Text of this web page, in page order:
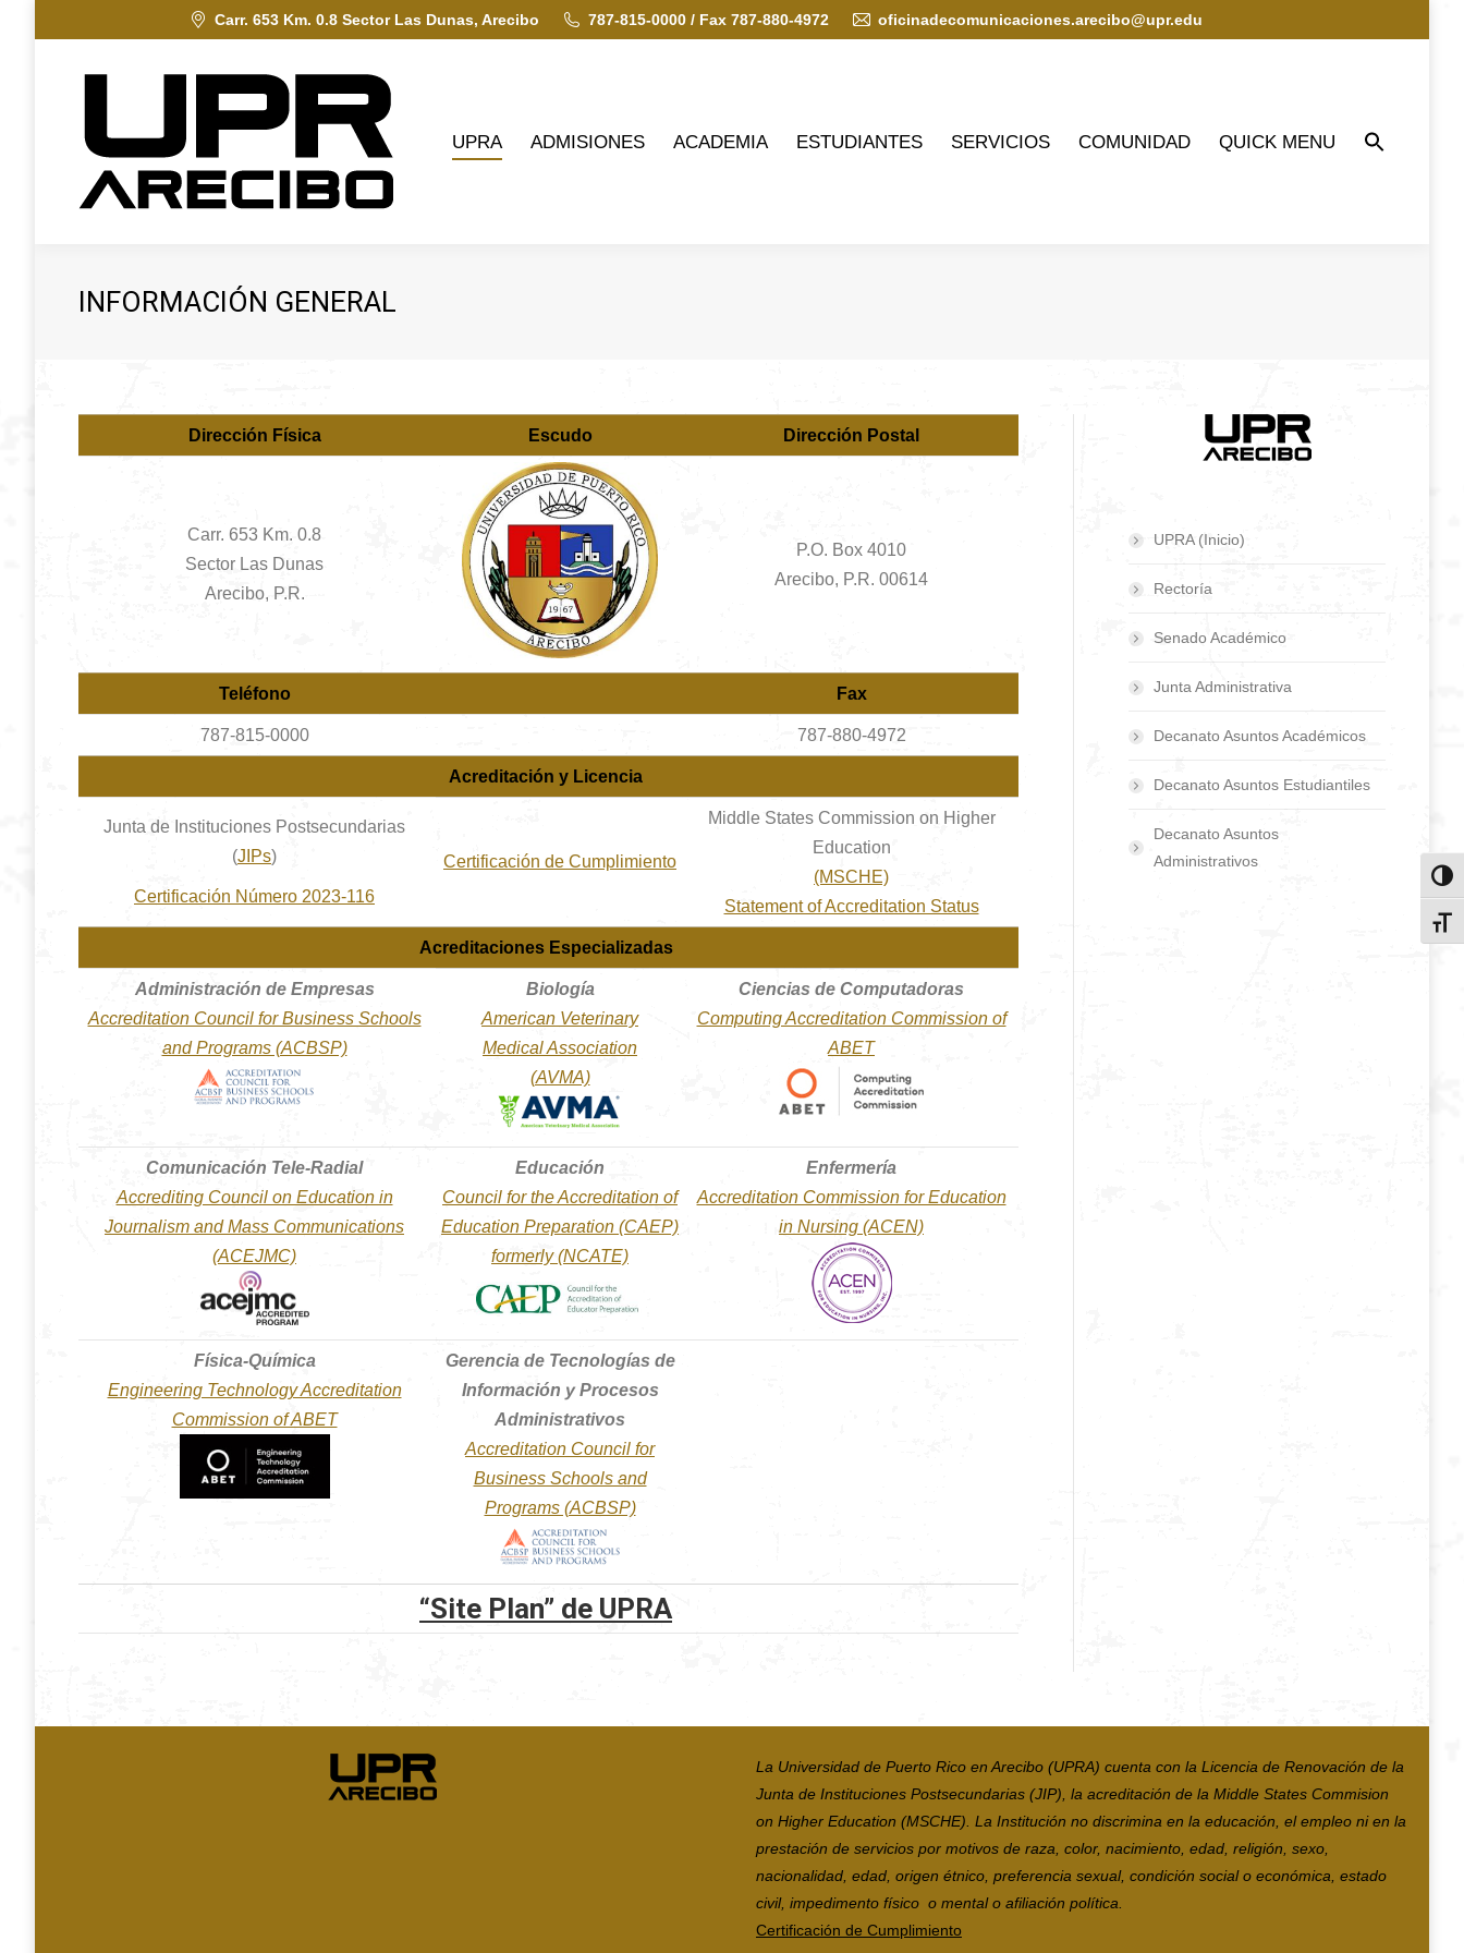
Carr. 653 Km. 0.8 Sector Las Dunas, Arecibo 787-815-0000 / Fax 787-880-4972 oficinadecomunicaciones.arecibo@upr.edu
UPRA ADMISIONES ACADEMIA ESTUDIANTES SERVICIOS COMUNIDAD QUICK MENU
INFORMACIÓN GENERAL
Dirección Física Escudo Dirección Postal
Carr. 653 Km. 0.8
Sector Las Dunas
Arecibo, P.R.
P.O. Box 4010
Arecibo, P.R. 00614
Teléfono Fax
787-815-0000 787-880-4972
Acreditación y Licencia
Junta de Instituciones Postsecundarias
(JIPs)
Certificación Número 2023-116
Certificación de Cumplimiento
Middle States Commission on Higher
Education
(MSCHE)
Statement of Accreditation Status
Acreditaciones Especializadas
Administración de Empresas
Accreditation Council for Business Schools
and Programs (ACBSP)
Biología
American Veterinary
Medical Association
(AVMA)
Ciencias de Computadoras
Computing Accreditation Commission of
ABET
Comunicación Tele-Radial
Accrediting Council on Education in
Journalism and Mass Communications
(ACEJMC)
Educación
Council for the Accreditation of
Education Preparation (CAEP)
formerly (NCATE)
Enfermería
Accreditation Commission for Education
in Nursing (ACEN)
Física-Química
Engineering Technology Accreditation
Commission of ABET
Gerencia de Tecnologías de
Información y Procesos
Administrativos
Accreditation Council for
Business Schools and
Programs (ACBSP)
“Site Plan” de UPRA
UPRA (Inicio)
Rectoría
Senado Académico
Junta Administrativa
Decanato Asuntos Académicos
Decanato Asuntos Estudiantiles
Decanato Asuntos
Administrativos
La Universidad de Puerto Rico en Arecibo (UPRA) cuenta con la Licencia de Renovación de la
Junta de Instituciones Postsecundarias (JIP), la acreditación de la Middle States Commision
on Higher Education (MSCHE). La Institución no discrimina en la educación, el empleo ni en la
prestación de servicios por motivos de raza, color, nacimiento, edad, religión, sexo,
nacionalidad, edad, origen étnico, preferencia sexual, condición social o económica, estado
civil, impedimento físico o mental o afiliación política.
Certificación de Cumplimiento
ADMISIONES ESTUDIANTES COMUNIDAD